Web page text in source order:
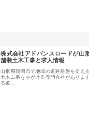
株式会社アドバンスロードが山
舗装土木工事と求人情報
山形県鶴岡市で地域の道路基盤を支え
土木工事を手がける専門会社がありま
る道…